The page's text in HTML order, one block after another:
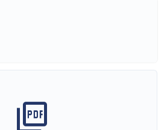
picture_as_pdf